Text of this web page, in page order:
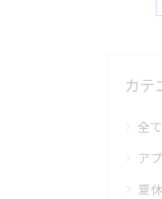
カテ
全
ア
夏